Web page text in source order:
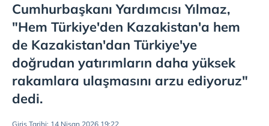
Cumhurbaşkanı Yardımcısı Yılmaz,
"Hem Türkiye'den Kazakistan'a hem
de Kazakistan'dan Türkiye'ye
doğrudan yatırımların daha yüksek
rakamlara ulaşmasını arzu ediyoruz"
dedi.
Giriş Tarihi: 14 Nisan 2026 19:22